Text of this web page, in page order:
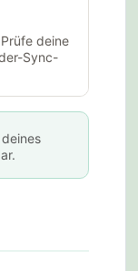
deine
Sync-